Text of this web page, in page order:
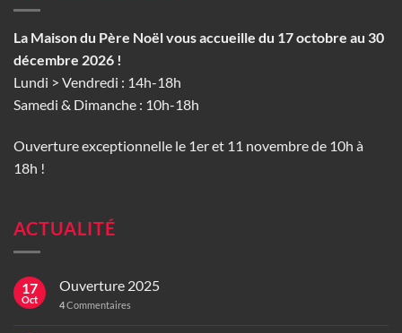
La Maison du Père Noël vous accueille du 17 octobre au 30
décembre 2026 !
Lundi > Vendredi : 14h-18h
Samedi & Dimanche : 10h-18h
Ouverture exceptionnelle le 1er et 11 novembre de 10h à
18h !
ACTUALITÉ
17
Oct
Ouverture 2025
4Commentaires